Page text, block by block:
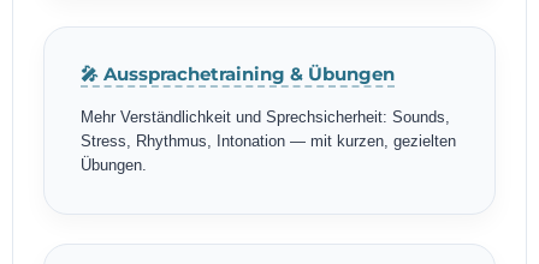
🎤 Aussprachetraining & Übungen
Mehr Verständlichkeit und Sprechsicherheit: Sounds,
Stress, Rhythmus, Intonation — mit kurzen, gezielten
Übungen.